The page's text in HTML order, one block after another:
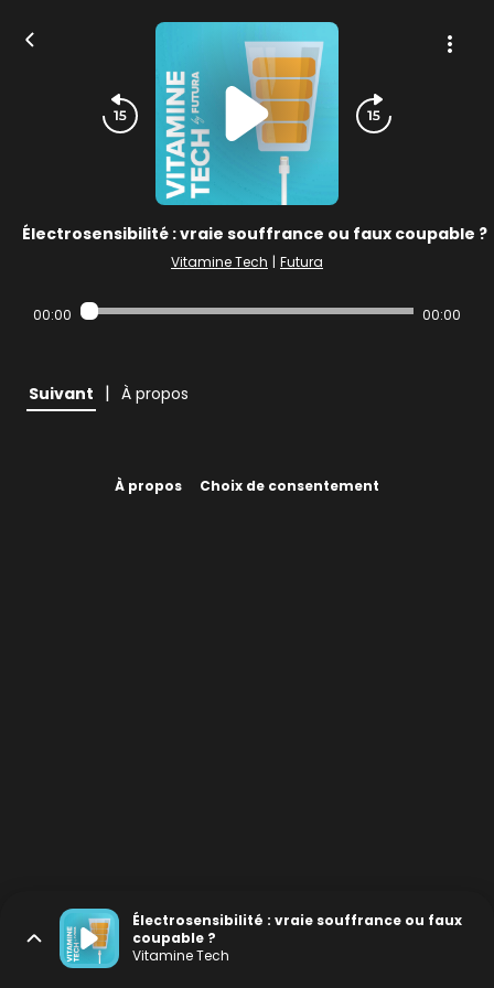
Électrosensibilité : vraie souffrance ou faux coupable ?
Vitamine Tech | Futura
00:00 00:00
Suivant | À propos
À propos Choix de consentement
Électrosensibilité : vraie souffrance ou faux
coupable ?
Vitamine Tech